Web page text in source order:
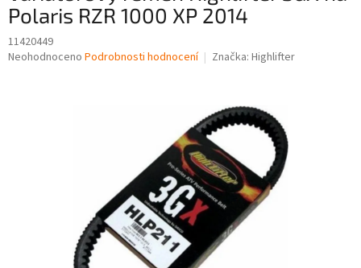
Polaris RZR 1000 XP 2014
11420449
Průměrné
Neohodnoceno Podrobnosti hodnocení Značka: Highlifter